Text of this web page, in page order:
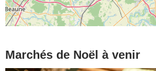
Marchés de Noël à venir